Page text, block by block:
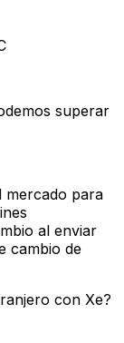
superar
mercado para
al enviar
cambio de
con Xe?